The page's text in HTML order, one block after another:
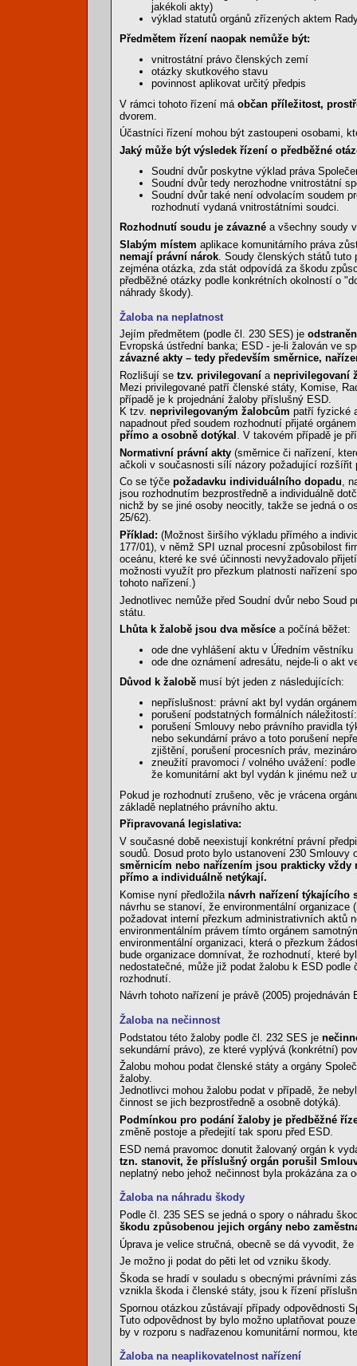
jakékoli akty)
výklad statutů orgánů zřízených aktem
Předmětem řízení naopak nemůže být:
vnitrostátní právo členských zemí
otázky skutkového stavu
povinnost aplikovat určitý předpis
V rámci tohoto řízení má občan příležitost,
dvorem.
Účastníci řízení mohou být zastoupeni osobami,
Jaký může být výsledek řízení o předběžné
Soudní dvůr poskytne výklad práva
Soudní dvůr tedy nerozhodne vnitrostátní
Soudní dvůr také není odvolacím soudem
rozhodnutí vydaná vnitrostátními soudci.
Rozhodnutí soudu je závazné a všechny soudy
Slabým místem aplikace komunitárního práva
nemají právní nárok . Soudy členských států
zejména otázka, zda stát odpovídá za škodu
předběžné otázky podle konkrétních okolností o
náhrady škody).
Žaloba na neplatnost
Jejím předmětem (podle čl. 230 SES) je
Evropská ústřední banka; ESD - je-li žalován ve
závazné akty – tedy především směrnice,
Rozlišují se tzv. privilegovaní a neprivilegovaní
Mezi privilegované patří členské státy, Komise,
případě je k projednání žaloby příslušný ESD.
K tzv. neprivilegovaným žalobcům patří fyzické
napadnout před soudem rozhodnutí přijaté
přímo a osobně dotýkal
. V takovém případě je
Normativní právní akty (směrnice či nařízení,
ačkoli v současnosti sílí názory požadující
Co se týče požadavku individuálního dopadu,
jsou rozhodnutím bezprostředně a individuálně
nichž by se jiné osoby neocitly, takže se jedná o
25/62).
Příklad: (Možnost širšího výkladu přímého a
177/01), v němž SPI uznal procesní způsobilost
oceánu, které ke své účinnosti nevyžadovalo
možnosti využít pro přezkum platnosti nařízení
tohoto nařízení.)
Jednotlivec nemůže před Soudní dvůr nebo Soud
státu.
Lhůta k žalobě jsou dva měsíce a počíná běžet:
ode dne vyhlášení aktu v Úředním věstníku
ode dne oznámení adresátu, nejde-li o akt
Důvod k žalobě musí být jeden z následujících:
nepříslušnost: právní akt byl vydán
porušení podstatných formálních
porušení Smlouvy nebo právního pravidla
nebo sekundární právo a toto porušení
zjištění, porušení procesních práv,
zneužití pravomoci / volného uvážení:
že komunitární akt byl vydán k jinému než
Pokud je rozhodnutí zrušeno, věc je vrácena
základě neplatného právního aktu.
Připravovaná legislativa:
V současné době neexistují konkrétní právní
soudů. Dosud proto bylo ustanovení 230
směrnicím nebo nařízením jsou prakticky
přímo a individuálně netýkají.
Komise nyní předložila návrh nařízení týkajícího
návrhu se stanoví, že environmentální organizace
požadovat interní přezkum administrativních aktů
environmentálním právem tímto orgánem
environmentální organizaci, která o přezkum
bude organizace domnívat, že rozhodnutí, které
nedostatečné, může již podat žalobu k ESD
rozhodnutí.
Návrh tohoto nařízení je právě (2005) projednáván
Žaloba na nečinnost
Podstatou této žaloby podle čl. 232 SES je
sekundární právo), ze které vyplývá (konkrétní)
Žalobu mohou podat členské státy a orgány
žaloby.
Jednotlivci mohou žalobu podat v případě, že
činnost se jich bezprostředně a osobně dotýká).
Podmínkou pro podání žaloby je předběžné
změně postoje a předejití tak sporu před ESD.
ESD nemá pravomoc donutit žalovaný orgán k
tzn. stanovit, že příslušný orgán porušil
neplatný nebo jehož nečinnost byla prokázána za
Žaloba na náhradu škody
Podle čl. 235 SES se jedná o spory o náhradu
škodu způsobenou jejich orgány nebo
Úprava je velice stručná, obecně se dá vyvodit,
Je možno ji podat do pěti let od vzniku škody.
Škoda se hradí v souladu s obecnými právními
vznikla škoda i členské státy, jsou k řízení
Spornou otázkou zůstávají případy odpovědnosti
Tuto odpovědnost by bylo možno uplatňovat
by v rozporu s nadřazenou komunitární normou,
Žaloba na neaplikovatelnost nařízení